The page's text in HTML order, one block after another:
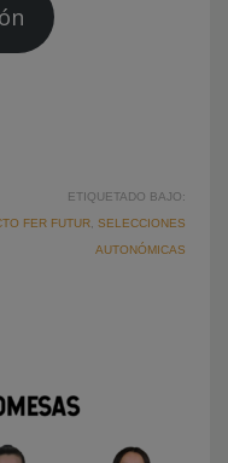
ETIQUETADO BAJO:
FER FUTUR SELECCIONES
AUTONÓMICAS